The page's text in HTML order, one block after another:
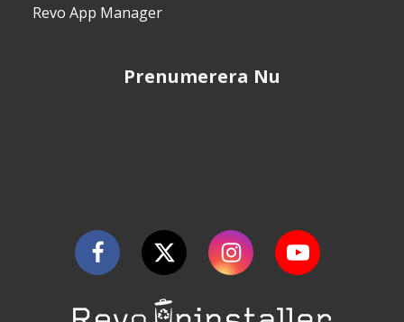
Revo App Manager
Prenumerera Nu